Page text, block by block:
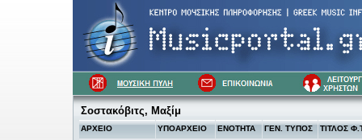
Σοστακόβιτς, Μαξίμ
ΑΡΧΕΙΟ ΥΠΟΑΡΧΕΙΟ ΕΝΟΤΗΤΑ ΓΕΝ. ΤΥΠΟΣ ΤΙΤΛΟΣ